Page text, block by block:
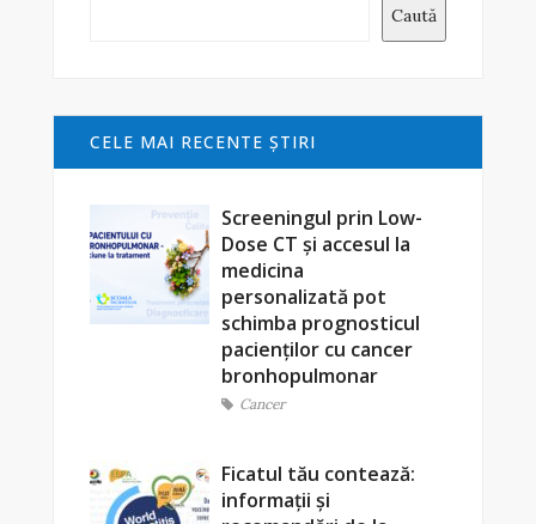
Caută
CELE MAI RECENTE ŞTIRI
Screeningul prin Low-
Dose CT și accesul la
medicina
personalizată pot
schimba prognosticul
pacienților cu cancer
bronhopulmonar
Cancer
Ficatul tău contează:
informații și